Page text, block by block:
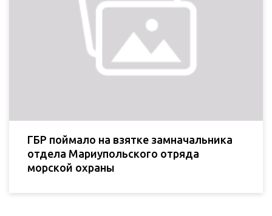
ГБР поймало на взятке замначальника
отдела Мариупольского отряда
морской охраны